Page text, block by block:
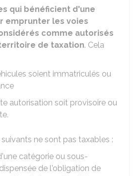
qui bénéficient d'une
emprunter les voies
comme autorisés
de taxation. Cela
soient immatriculés ou
autorisation soit provisoire ou
ne sont pas taxables :
catégorie ou sous-
de l'obligation de